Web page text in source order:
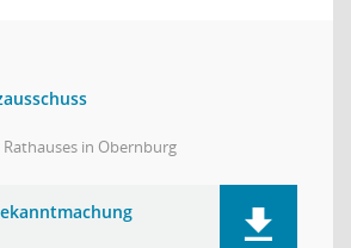
Rathauses in Obernburg